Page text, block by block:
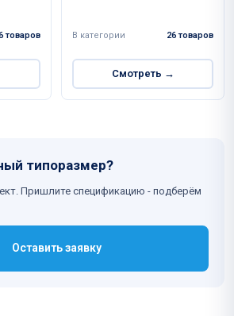
товаров В категории 26 товаров
Смотреть →
типоразмер?
Пришлите спецификацию - подберём
Оставить заявку